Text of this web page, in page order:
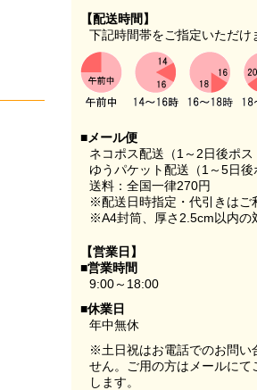
【配送時間】
下記時間帯をご指定いただけ
■メール便
ネコポス配送（1～2日後ポ
ゆうパケット配送（1～5日
送料：全国一律270円
※配送日時指定・代引きはご
※A4封筒、厚さ2.5cm以内の
【営業日】
■営業時間
9:00～18:00
■休業日
年中無休
※土日祝はお電話でのお問い
せん。ご用の方はメールに
します。